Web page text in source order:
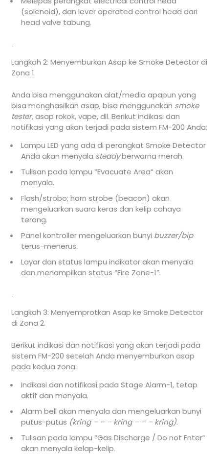
(solenoid), dan lever operated control head dari
head valve tabung.
.
Langkah 2: Menyemburkan Asap ke Smoke Detector di
Zona 1.
Anda bisa menggunakan alat/media apapun yang
bisa menghasilkan asap, bisa menggunakan smoke
tester, asap rokok, vape, dll. Berikut indikasi dan
notifikasi yang akan terjadi pada sistem FM-200 Anda:
Lampu LED yang ada di perangkat Smoke Detector
Anda akan menyala steadyberwarna merah.
Tulisan pada lampu “Evacuate Area” akan
menyala.
Flash/strobo; horn strobe (beacon) akan
mengeluarkan suara keras dan kelip cahaya
terang.
Panel kontroller mengeluarkan bunyi buzzer/bip
terus-menerus.
Layar dan status lampu indikator akan menyala
dan menampilkan status “Fire Zone-1”.
.
Langkah 3: Menyemprotkan Asap ke Smoke Detector
di Zona 2.
Berikut indikasi dan notifikasi yang akan terjadi pada
sistem FM-200 setelah Anda menyemburkan asap
pada kedua zona:
Indikasi dan notifikasi pada Stage Alarm-1, tetap
aktif dan menyala.
Alarm bell akan menyala dan mengeluarkan bunyi
putus-putus (kring – – – kring – – – kring).
Tulisan pada lampu “Gas Discharge / Do not Enter”
akan menyala kelap-kelip.